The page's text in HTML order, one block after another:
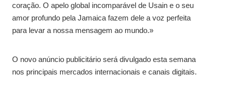
coração. O apelo global incomparável de Usain e o seu
amor profundo pela Jamaica fazem dele a voz perfeita
para levar a nossa mensagem ao mundo.»
O novo anúncio publicitário será divulgado esta semana
nos principais mercados internacionais e canais digitais.